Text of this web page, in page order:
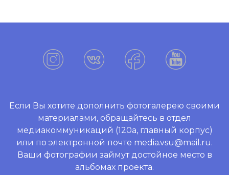
Если Вы хотите дополнить фотогалерею своими
материалами, обращайтесь в отдел
медиакоммуникаций (120а, главный корпус)
или по электронной почте media.vsu@mail.ru.
Ваши фотографии займут достойное место в
альбомах проекта.